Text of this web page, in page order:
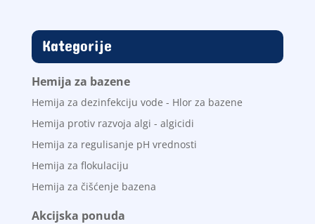
RSD.
Kategorije
Hemija za bazene
Hemija za dezinfekciju vode - Hlor za bazene
Hemija protiv razvoja algi - algicidi
Hemija za regulisanje pH vrednosti
Hemija za flokulaciju
Hemija za čišćenje bazena
Akcijska ponuda